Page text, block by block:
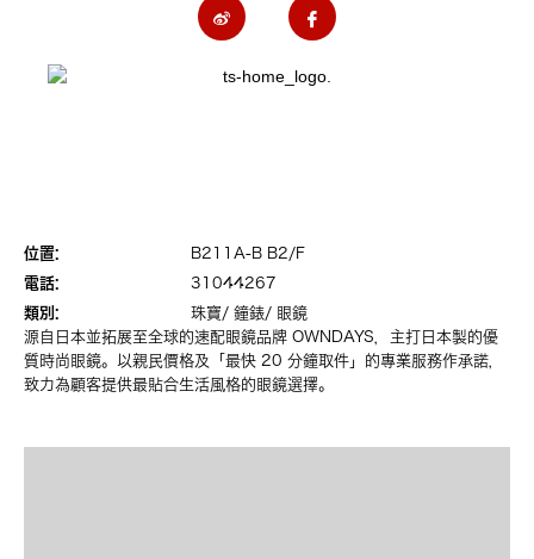
位置:
B211A-B B2/F
電話:
31044267
類別:
珠寶/ 鐘錶/ 眼鏡
源自日本並拓展至全球的速配眼鏡品牌 OWNDAYS，主打日本製的優
質時尚眼鏡。以親民價格及「最快 20 分鐘取件」的專業服務作承諾，
致力為顧客提供最貼合生活風格的眼鏡選擇。